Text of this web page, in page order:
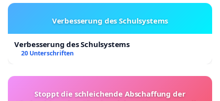
Verbesserung des Schulsystems
Verbesserung des Schulsystems
20 Unterschriften
Stoppt die schleichende Abschaffung der